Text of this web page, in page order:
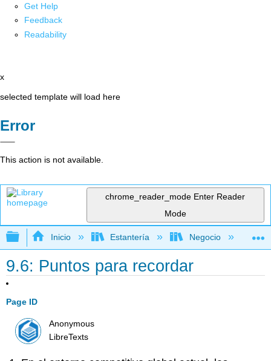
Get Help
Feedback
Readability
x
selected template will load here
Error
This action is not available.
chrome_reader_mode Enter Reader
Mode
Expandir/contraer jerarquía global
Inicio Estantería Negocio
9.6: Puntos para recordar
Page ID
Anonymous
LibreTexts